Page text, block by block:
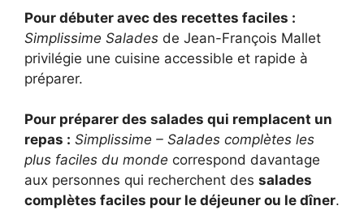
Pour débuter avec des recettes faciles :
Simplissime Salades de Jean-François Mallet
privilégie une cuisine accessible et rapide à
préparer.
Pour préparer des salades qui remplacent un
repas : Simplissime – Salades complètes les
plus faciles du monde correspond davantage
aux personnes qui recherchent des salades
complètes faciles pour le déjeuner ou le dîner.